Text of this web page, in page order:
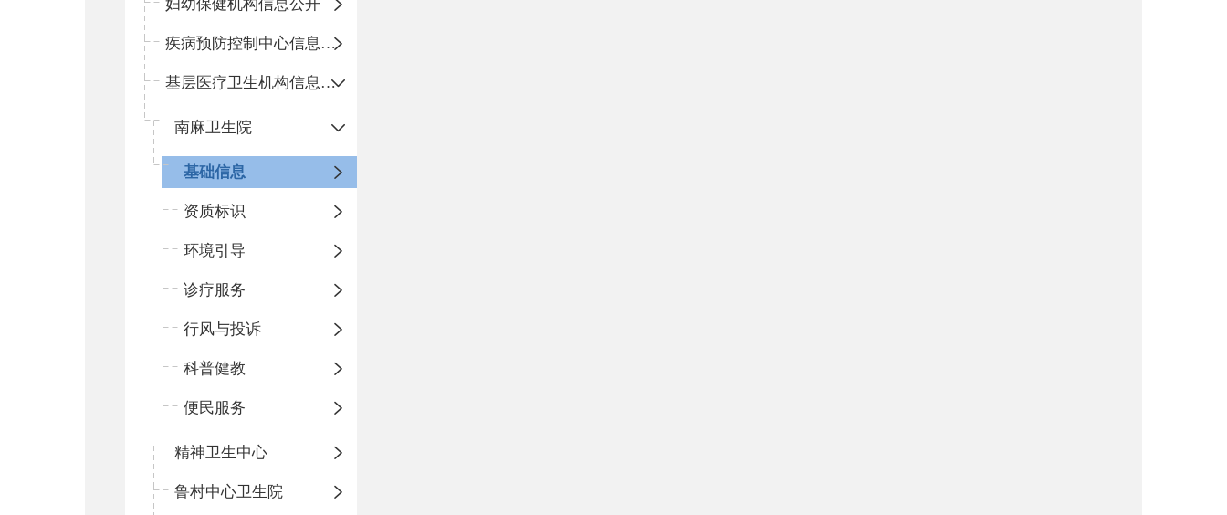
妇幼保健机构信息公开
疾病预防控制中心信息公开
基层医疗卫生机构信息公开
南麻卫生院
基础信息
资质标识
环境引导
诊疗服务
行风与投诉
科普健教
便民服务
精神卫生中心
鲁村中心卫生院